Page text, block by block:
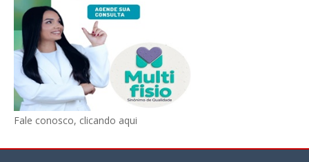
Fale conosco, clicando aqui